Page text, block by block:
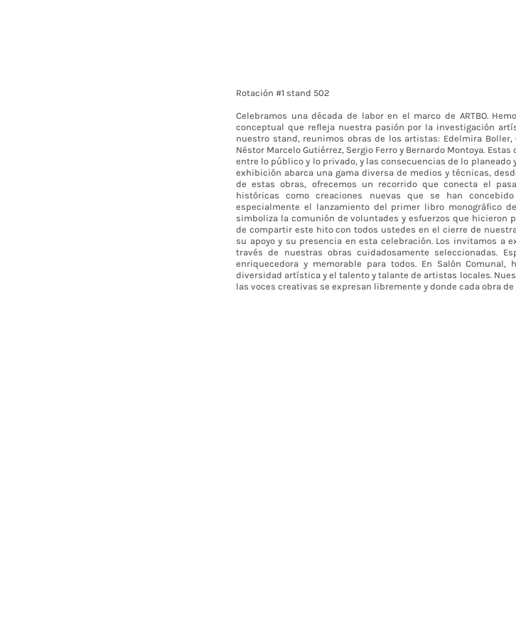
Rotación #1 stand 502
Celebramos una década de labor en el marco de ARTBO.
conceptual que refleja nuestra pasión por la investigación
nuestro stand, reunimos obras de los artistas: Edelmira Boller,
Néstor Marcelo Gutiérrez, Sergio Ferro y Bernardo Montoya.
entre lo público y lo privado, y las consecuencias de lo
exhibición abarca una gama diversa de medios y técnicas,
de estas obras, ofrecemos un recorrido que conecta el
históricas como creaciones nuevas que se han
especialmente el lanzamiento del primer libro monográfico
simboliza la comunión de voluntades y esfuerzos que hicieron
de compartir este hito con todos ustedes en el cierre de
su apoyo y su presencia en esta celebración. Los invitamos a
través de nuestras obras cuidadosamente seleccionadas.
enriquecedora y memorable para todos. En Salón
diversidad artística y el talento y talante de artistas locales.
las voces creativas se expresan libremente y donde cada obra